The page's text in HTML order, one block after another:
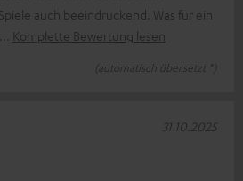
auch beeindruckend. Was für ein
Komplette Bewertung lesen
(automatisch übersetzt *)
31.10.2025